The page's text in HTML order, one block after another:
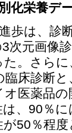
別化栄養デ
歩は、診
次元画像
た。さら
臨床診断
オ医薬品
は、90％
が50％程